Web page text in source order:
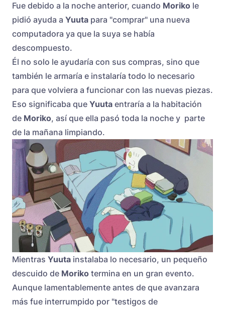
Fue debido a la noche anterior, cuando Moriko le
pidió ayuda a Yuuta para "comprar" una nueva
computadora ya que la suya se había
descompuesto.
Él no solo le ayudaría con sus compras, sino que
también le armaría e instalaría todo lo necesario
para que volviera a funcionar con las nuevas piezas.
Eso significaba que Yuuta entraría a la habitación
de Moriko, así que ella pasó toda la noche y parte
de la mañana limpiando.
Mientras Yuuta instalaba lo necesario, un pequeño
descuido de Moriko termina en un gran evento.
Aunque lamentablemente antes de que avanzara
más fue interrumpido por "testigos de